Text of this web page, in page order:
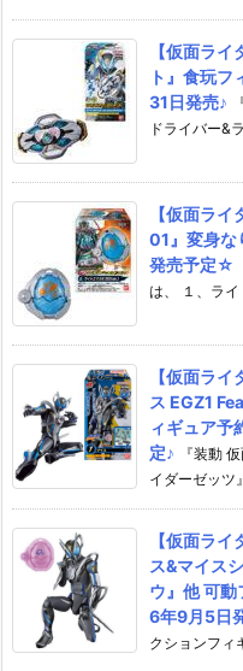
【仮面ラ
ト』食玩
31日発売♪
ドライバー&
【仮面ラ
01』変身な
発売予定☆
は、 １、ラ
【仮面ラ
ス EGZ1
ィギュア
定♪
『装動
イダーゼッツ
【仮面ラ
ス&マイス
ウ』他 可
6年9月5日
クションフィ